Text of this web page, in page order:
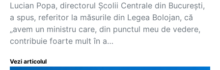
Lucian Popa, directorul Școlii Centrale din București,
a spus, referitor la măsurile din Legea Bolojan, că
„avem un ministru care, din punctul meu de vedere,
contribuie foarte mult în a…
Vezi articolul